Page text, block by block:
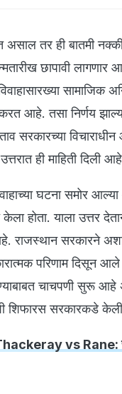
तर ही बातमी
छापावी लागणार
सामाजिक
आहे. तसा निर्णय
सरकारच्या
ही माहिती दिली
घटना समोर
होता. याला उत्तर
राजस्थान सरकारने
परिणाम दिसून
चाचपणी सुरू आहे
शिफारस सरकारकडे केली
vs Rane: